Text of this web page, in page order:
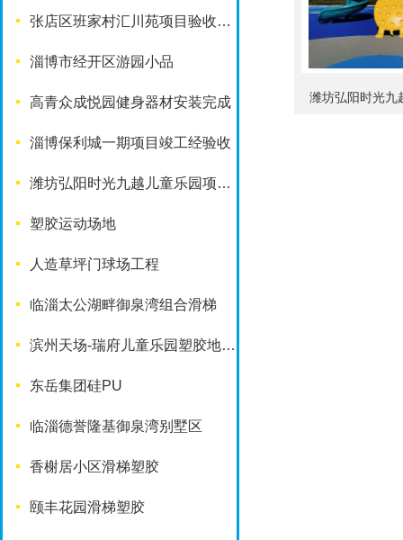
张店区班家村汇川苑项目验收完成
淄博市经开区游园小品
高青众成悦园健身器材安装完成
淄博保利城一期项目竣工经验收
潍坊弘阳时光九越儿童乐园项目竣工啦
塑胶运动场地
人造草坪门球场工程
临淄太公湖畔御泉湾组合滑梯
滨州天场-瑞府儿童乐园塑胶地面改造工程
东岳集团硅PU
临淄德誉隆基御泉湾别墅区
香榭居小区滑梯塑胶
颐丰花园滑梯塑胶
潍坊弘阳时光九